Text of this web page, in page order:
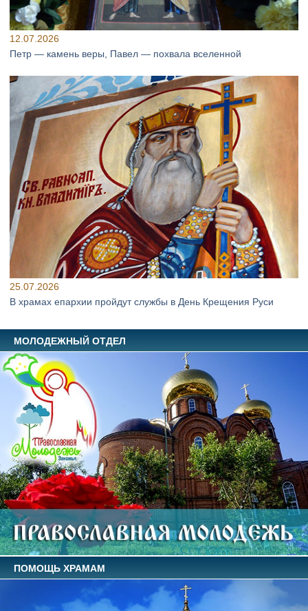
12.07.2026
Петр — камень веры, Павел — похвала вселенной
25.07.2026
В храмах епархии пройдут службы в День Крещения Руси
МОЛОДЕЖНЫЙ ОТДЕЛ
ПОМОЩЬ ХРАМАМ